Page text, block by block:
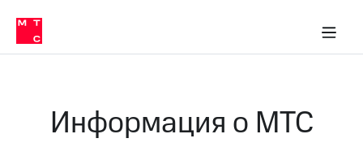
Медиа-центр
и акционерам
Устойчивое развитие
Комплаенс и деловая этика
компании
Карьера
в МТС
в МТС
Пресс-
Информация о МТС